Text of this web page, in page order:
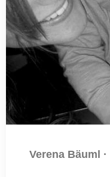
Verena Bäuml ·